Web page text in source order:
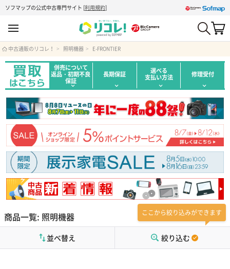
ソフマップの公式中古専門サイト [利用規約]
中古通販のリコレ！ 照明機器 E-FRONTIER
併売について
返品・初期不良
保証
長期保証 選べる
支払い方法 修理受付
商品一覧: 照明機器 ここから絞り込みができます
絞り込む
並べ替え